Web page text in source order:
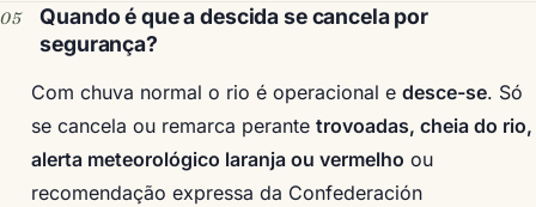
Quando é que a descida se cancela por
segurança?
Com chuva normal o rio é operacional e desce-se. Só
se cancela ou remarca perante trovoadas, cheia do rio,
alerta meteorológico laranja ou vermelho ou
recomendação expressa da Confederación